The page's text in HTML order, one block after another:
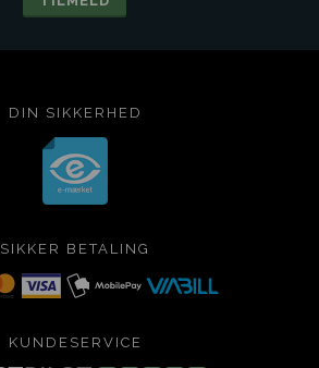
DIN SIKKERHED
SIKKER BETALING
KUNDESERVICE